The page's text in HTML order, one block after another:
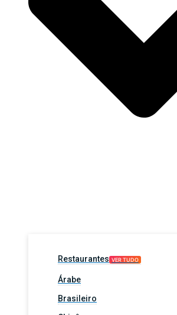
Restaurantes VER TUDO
Árabe
Brasileiro